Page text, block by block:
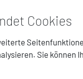
Cookies
Sie können